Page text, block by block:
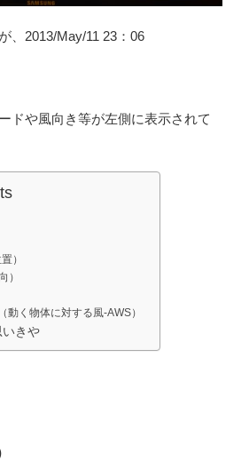
、2013/May/11 23：06
ドや風向き等が左側に表示されて
）
）
動く物体に対する風-AWS）
いきや